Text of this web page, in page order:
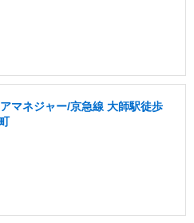
マネジャー/京急線 大師駅徒歩